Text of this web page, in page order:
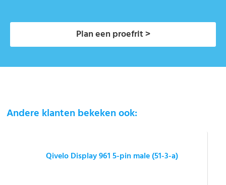
Plan een proefrit >
Andere klanten bekeken ook:
Qivelo Display 961 5-pin male (51-3-a)